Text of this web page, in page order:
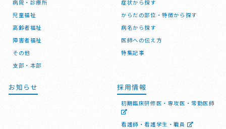
病院・診療所
児童福祉
高齢者福祉
障害者福祉
その他
支部・本部
症状から探す
からだの部位・特徴から探す
病名から探す
医師への伝え方
特集記事
お知らせ 採用情報
初期臨床研修医・専攻医・常勤医師
看護師・看護学生・職員